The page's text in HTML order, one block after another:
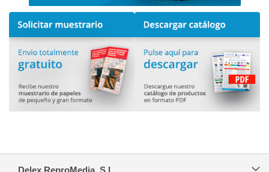
Delex ReproMedia, S.L.